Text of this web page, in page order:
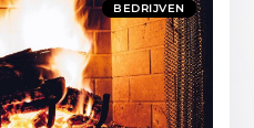
BEDRIJVEN